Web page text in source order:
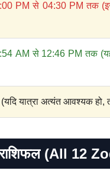
PM से 04:30 PM तक (इस
AM से 12:46 PM तक (यह
(यदि यात्रा अत्यंत आवश्यक
राशिफल (All 12